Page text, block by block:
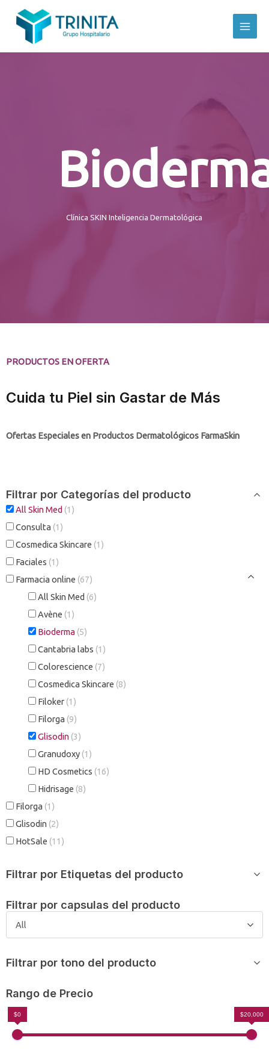
Clínica SKIN Inteligencia Dermatológica
PRODUCTOS EN OFERTA
Cuida tu Piel sin Gastar de Más
Ofertas Especiales en Productos Dermatológicos FarmaSkin
Filtrar por Categorías del producto
All Skin Med (1)
Consulta (1)
Cosmedica Skincare (1)
Faciales (1)
Farmacia online (67)
All Skin Med (6)
Avène (1)
Bioderma (5)
Cantabria labs (1)
Colorescience (7)
Cosmedica Skincare (8)
Filoker (1)
Filorga (9)
Glisodin (3)
Granudoxy (1)
HD Cosmetics (16)
Hidrisage (8)
Filorga (1)
Glisodin (2)
HotSale (11)
Filtrar por Etiquetas del producto
Filtrar por capsulas del producto
All
Filtrar por tono del producto
Rango de Precio
$0 $20,000